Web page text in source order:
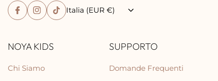
Italia (EUR €)
NOYA KIDS
Chi Siamo
SUPPORTO
Domande Frequenti